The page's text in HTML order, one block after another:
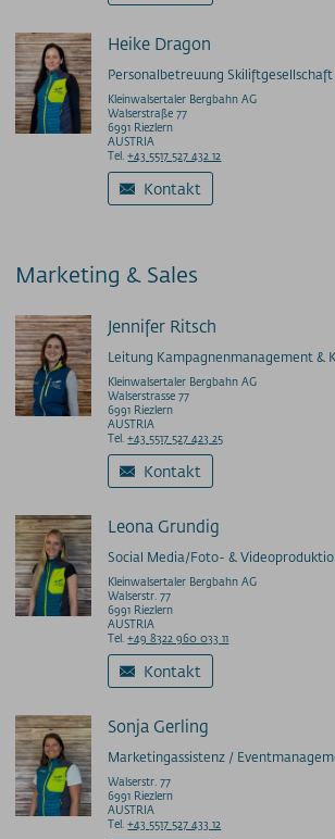
Heike Dragon
Personalbetreuung
Kleinwalsertaler Bergbahn AG
Walserstraße 77
6991 Riezlern
AUSTRIA
Tel.+43 5517 527 432 12
Kontakt
Marketing & Sales
Jennifer Ritsch
Leitung Kampagnenmanagement &
Kleinwalsertaler Bergbahn AG
Walserstrasse 77
6991 Riezlern
AUSTRIA
Tel.+43 5517 527 423 25
Kontakt
Leona Grundig
Social Media/Foto- &
Kleinwalsertaler Bergbahn AG
Walserstr. 77
6991 Riezlern
AUSTRIA
Tel.+49 8322 960 033 11
Kontakt
Sonja Gerling
Marketingassistenz /
Walserstr. 77
6991 Riezlern
AUSTRIA
Tel.+43 5517 527 433 12